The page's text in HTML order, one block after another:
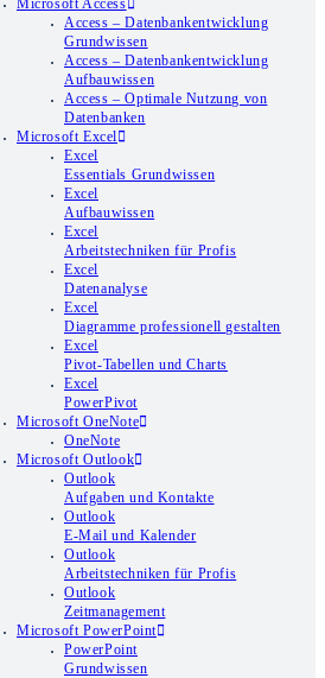
Microsoft Access
Access – Datenbankentwicklung
Grundwissen
Access – Datenbankentwicklung
Aufbauwissen
Access – Optimale Nutzung von
Datenbanken
Microsoft Excel
Excel
Essentials Grundwissen
Excel
Aufbauwissen
Excel
Arbeitstechniken für Profis
Excel
Datenanalyse
Excel
Diagramme professionell gestalten
Excel
Pivot-Tabellen und Charts
Excel
PowerPivot
Microsoft OneNote
OneNote
Microsoft Outlook
Outlook
Aufgaben und Kontakte
Outlook
E-Mail und Kalender
Outlook
Arbeitstechniken für Profis
Outlook
Zeitmanagement
Microsoft PowerPoint
PowerPoint
Grundwissen